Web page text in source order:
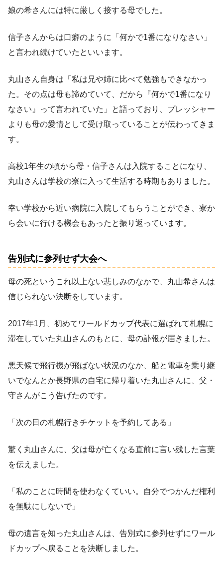
娘の希さんには特に厳しく接する母でした。
信子さんからは口癖のように「何かで1番になりなさい」
と言われ続けていたといいます。
丸山さん自身は「私は兄や姉に比べて勉強もできなかっ
た。その点は母も諦めていて、だから『何かで1番になり
なさい』って言われていた」と語っており、プレッシャー
よりも母の愛情として受け取っていることが伝わってきま
す。
高校1年生の頃から母・信子さんは入院することになり、
丸山さんは学校の寮に入って生活する時期もありました。
幸い学校から近い病院に入院してもらうことができ、寮か
ら会いに行ける機会もあったと振り返っています。
告別式に参列せず大会へ
母の死というこれ以上ない悲しみのなかで、丸山希さんは
信じられない決断をしています。
2017年1月、初めてワールドカップ代表に選ばれて札幌に
滞在していた丸山さんのもとに、母の訃報が届きました。
悪天候で飛行機が飛ばない状況のなか、船と電車を乗り継
いでなんとか長野県の自宅に帰り着いた丸山さんに、父・
守さんがこう告げたのです。
「次の日の札幌行きチケットを予約してある」
驚く丸山さんに、父は母が亡くなる直前に言い残した言葉
を伝えました。
「私のことに時間を使わなくていい。自分でつかんだ権利
を無駄にしないで」
母の遺言を知った丸山さんは、告別式に参列せずにワール
ドカップへ戻ることを決断しました。